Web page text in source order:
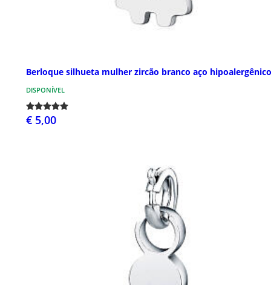
Berloque silhueta mulher zircão branco aço hipoalergênico
DISPONÍVEL
€ 5,00